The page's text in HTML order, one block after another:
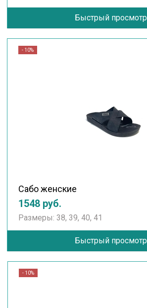
Быстрый просмотр
- 10%
Сабо женские
1548 руб.
Размеры: 38, 39, 40, 41
Быстрый просмотр
- 10%